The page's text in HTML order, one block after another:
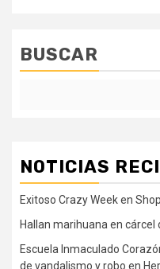
BUSCAR
NOTICIAS
Exitoso Crazy Week en
Hallan marihuana en cárcel
Escuela Inmaculado
de vandalismo y robo en